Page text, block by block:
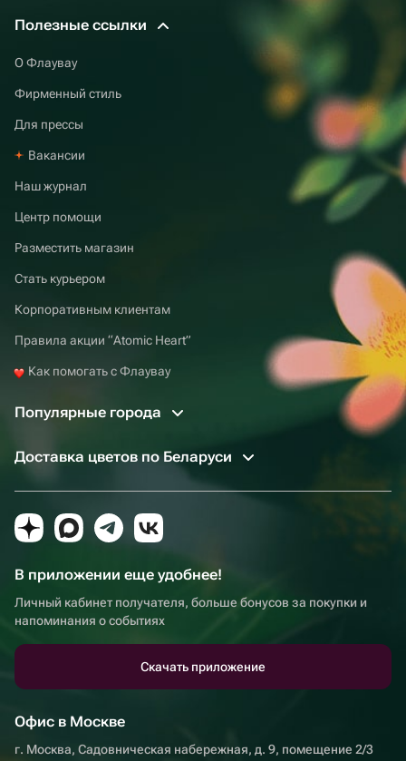
Полезные ссылки
О Флаувау
Фирменный стиль
Для прессы
Вакансии
Наш журнал
Центр помощи
Разместить магазин
Стать курьером
Корпоративным клиентам
Правила акции “Atomic Heart”
Как помогать с Флаувау
Популярные города
Доставка цветов по Беларуси
В приложении еще удобнее!
Личный кабинет получателя, больше бонусов за покупки и
напоминания о событиях
Скачать приложение
Офис в Москве
г. Москва, Садовническая набережная, д. 9, помещение 2/3